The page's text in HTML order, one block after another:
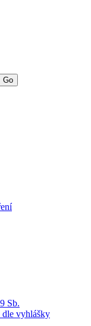
Go
Sb.
dle vyhlášky